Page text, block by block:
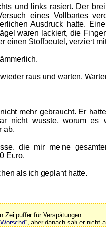
und links rasiert. Der
eines Vollbartes
Ausdruck hatte.
waren lackiert, die
einen Stoffbeutel, verziert
raus und warten.
mehr gebraucht. Er
nicht wusste, worum es
ab.
die mir meine
Euro.
als ich geplant hatte.
Zeitpuffer für Verspätungen.
“, aber danach sah er nicht